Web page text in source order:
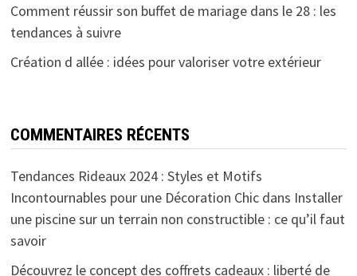
Comment réussir son buffet de mariage dans le 28 : les
tendances à suivre
Création d allée : idées pour valoriser votre extérieur
COMMENTAIRES RÉCENTS
Tendances Rideaux 2024 : Styles et Motifs
Incontournables pour une Décoration Chicdans Installer
une piscine sur un terrain non constructible : ce qu’il faut
savoir
Découvrez le concept des coffrets cadeaux : liberté de